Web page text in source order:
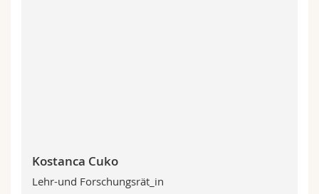
Kostanca Cuko
Lehr-und Forschungsrät_in